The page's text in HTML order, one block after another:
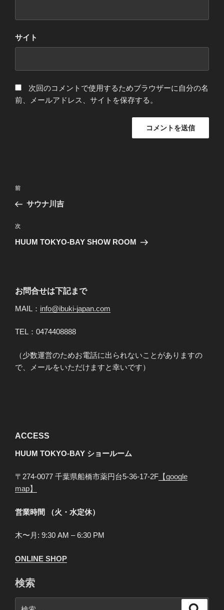
サイト
次回のコメントで使用するためブラウザーに自分の名
前、メールアドレス、サイトを保存する。
投
ナ
ビ
ゲ
ン
前
の
稿
前
サウナ川吉
次
の
次
HUUM TOKYO-BAY SHOW ROOM
お問合せは下記まで
MAIL： info@ibuki-japan.com
TEL：0474408888
（少数運営のためお電話に出られないことがありますの
で、メールをいただけますと幸いです）
ACCESS
HUUM TOKYO-BAY ショールーム
〒274-0077 千葉県船橋市薬円台5-36-17-2F 【google
map】
営業時間 （火・水定休）
木〜月: 9:30 AM – 6:30 PM
ONLINE SHOP
検索